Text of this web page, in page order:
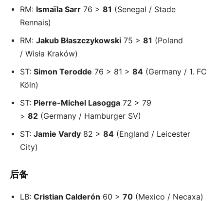
RM: Ismaïla Sarr 76 > 81 (Senegal / Stade
Rennais)
RM: Jakub Błaszczykowski 75 > 81 (Poland
/ Wisła Kraków)
ST: Simon Terodde 76 > 81 > 84 (Germany / 1. FC
Köln)
ST: Pierre-Michel Lasogga 72 > 79
> 82 (Germany / Hamburger SV)
ST: Jamie Vardy 82 > 84 (England / Leicester
City)
后备
LB: Cristian Calderón 60 > 70 (Mexico / Necaxa)